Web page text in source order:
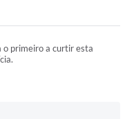
o primeiro a curtir esta